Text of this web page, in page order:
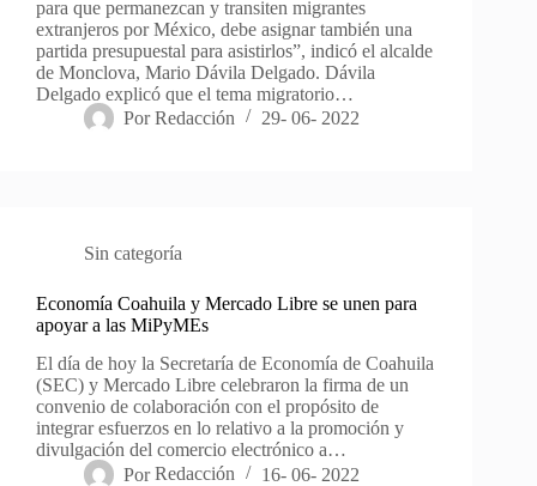
para que permanezcan y transiten migrantes
extranjeros por México, debe asignar también una
partida presupuestal para asistirlos”, indicó el alcalde
de Monclova, Mario Dávila Delgado. Dávila
Delgado explicó que el tema migratorio…
Por Redacción 29- 06- 2022
Sin categoría
Economía Coahuila y Mercado Libre se unen para
apoyar a las MiPyMEs
El día de hoy la Secretaría de Economía de Coahuila
(SEC) y Mercado Libre celebraron la firma de un
convenio de colaboración con el propósito de
integrar esfuerzos en lo relativo a la promoción y
divulgación del comercio electrónico a…
Por Redacción 16- 06- 2022